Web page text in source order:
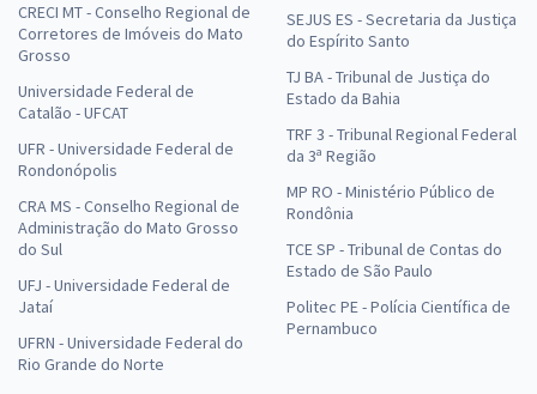
CRECI MT - Conselho Regional de
Corretores de Imóveis do Mato
Grosso
Universidade Federal de
Catalão - UFCAT
UFR - Universidade Federal de
Rondonópolis
CRA MS - Conselho Regional de
Administração do Mato Grosso
do Sul
UFJ - Universidade Federal de
Jataí
UFRN - Universidade Federal do
Rio Grande do Norte
SEJUS ES - Secretaria da Justiça
do Espírito Santo
TJ BA - Tribunal de Justiça do
Estado da Bahia
TRF 3 - Tribunal Regional Federal
da 3ª Região
MP RO - Ministério Público de
Rondônia
TCE SP - Tribunal de Contas do
Estado de São Paulo
Politec PE - Polícia Científica de
Pernambuco